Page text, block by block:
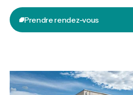
Prendre rendez-vous
Prendre rendez-vous